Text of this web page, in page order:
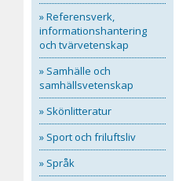
» Referensverk,
informationshantering
och tvärvetenskap
» Samhälle och
samhällsvetenskap
» Skönlitteratur
» Sport och friluftsliv
» Språk